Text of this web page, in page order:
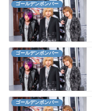
ゴールデンボンバー
ゴールデンボンバー
ゴールデンボンバー